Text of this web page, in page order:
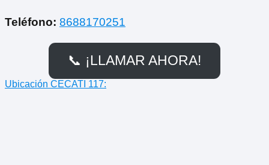
Teléfono: 8688170251
📞 ¡LLAMAR AHORA!
Ubicación CECATI 117: